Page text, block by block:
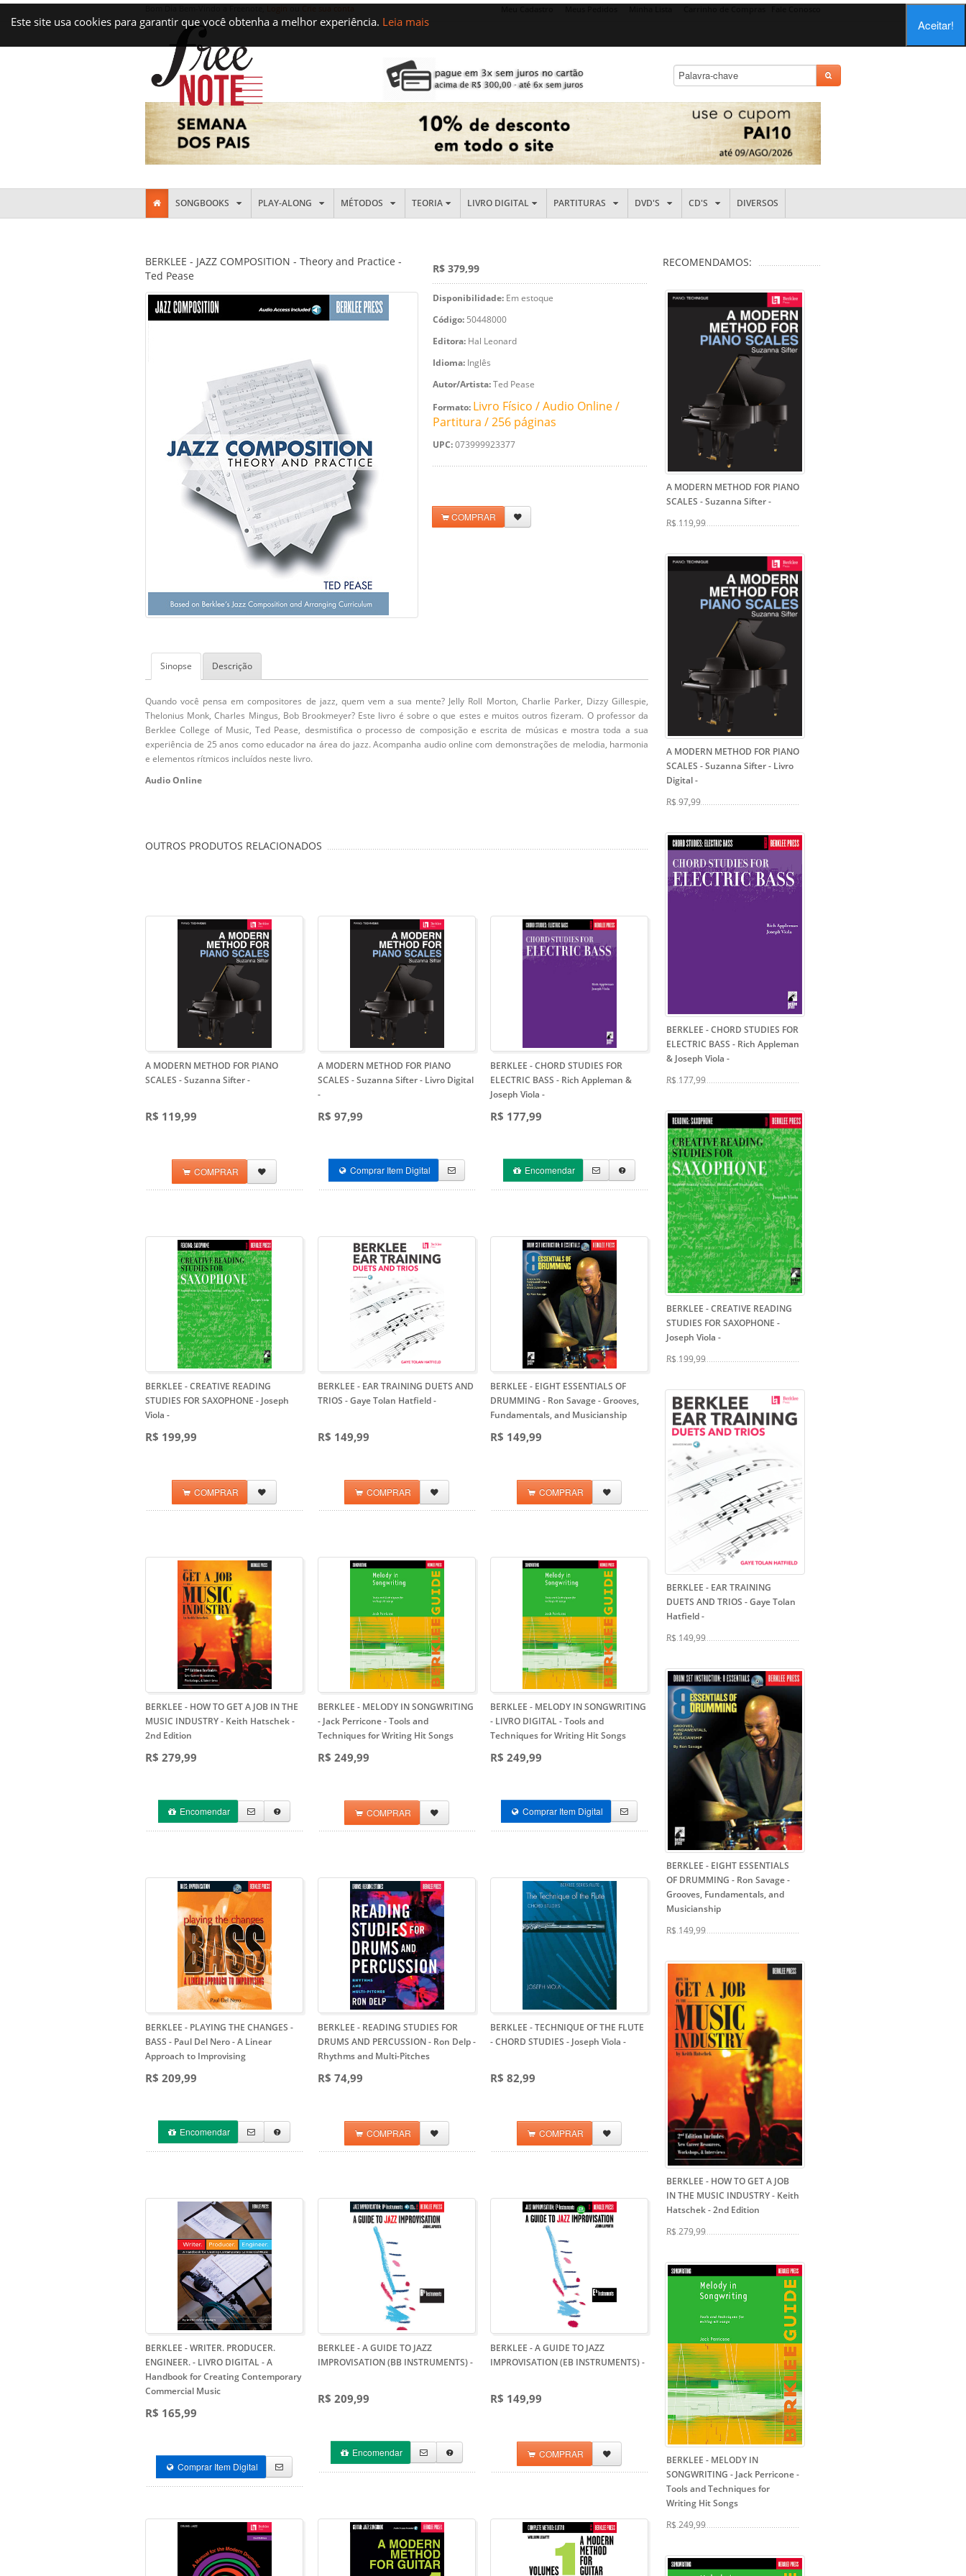
Este site usa cookies para garantir que você obtenha a melhor experiência. Leia mais Aceitar!
SONGBOOKS PLAY-ALONG MÉTODOS TEORIA LIVRO DIGITAL PARTITURAS DVD'S CD'S DIVERSOS
BERKLEE - JAZZ COMPOSITION - Theory and Practice -
Ted Pease
R$ 379,99
Disponibilidade: Em estoque
Código: 50448000
Editora: Hal Leonard
Idioma: Inglês
Autor/Artista:Ted Pease
Formato: Livro Físico / Audio Online /
Partitura / 256 páginas
UPC:073999923377
COMPRAR
Sinopse Descrição
Quando você pensa em compositores de jazz, quem vem a sua mente? Jelly Roll Morton, Charlie Parker, Dizzy Gillespie,
Thelonius Monk, Charles Mingus, Bob Brookmeyer? Este livro é sobre o que estes e muitos outros fizeram. O professor da
Berklee College of Music, Ted Pease, desmistifica o processo de composição e escrita de músicas e mostra toda a sua
experiência de 25 anos como educador na área do jazz. Acompanha audio online com demonstrações de melodia, harmonia
e elementos rítmicos incluídos neste livro.
Audio Online
OUTROS PRODUTOS RELACIONADOS
A MODERN METHOD FOR PIANO
SCALES - Suzanna Sifter-
R$ 119,99
COMPRAR
A MODERN METHOD FOR PIANO
SCALES - Suzanna Sifter - Livro Digital
-
R$ 97,99
Comprar Item Digital
BERKLEE - CHORD STUDIES FOR
ELECTRIC BASS - Rich Appleman &
Joseph Viola -
R$ 177,99
Encomendar
BERKLEE - CREATIVE READING
STUDIES FOR SAXOPHONE - Joseph
Viola -
R$ 199,99
COMPRAR
BERKLEE - EAR TRAINING DUETS AND
TRIOS - Gaye Tolan Hatfield-
R$ 149,99
COMPRAR
BERKLEE - EIGHT ESSENTIALS OF
DRUMMING - Ron Savage- Grooves,
Fundamentals, and Musicianship
R$ 149,99
COMPRAR
BERKLEE - HOW TO GET A JOB IN THE
MUSIC INDUSTRY - Keith Hatschek-
2nd Edition
R$ 279,99
Encomendar
BERKLEE - MELODY IN SONGWRITING
- Jack Perricone- Tools and
Techniques for Writing Hit Songs
R$ 249,99
COMPRAR
BERKLEE - MELODY IN SONGWRITING
- LIVRO DIGITAL- Tools and
Techniques for Writing Hit Songs
R$ 249,99
Comprar Item Digital
BERKLEE - PLAYING THE CHANGES -
BASS - Paul Del Nero- A Linear
Approach to Improvising
R$ 209,99
Encomendar
BERKLEE - READING STUDIES FOR
DRUMS AND PERCUSSION - Ron Delp-
Rhythms and Multi-Pitches
R$ 74,99
COMPRAR
BERKLEE - TECHNIQUE OF THE FLUTE
- CHORD STUDIES - Joseph Viola -
R$ 82,99
COMPRAR
BERKLEE - WRITER. PRODUCER.
ENGINEER. - LIVRO DIGITAL- A
Handbook for Creating Contemporary
Commercial Music
R$ 165,99
Comprar Item Digital
BERKLEE - A GUIDE TO JAZZ
IMPROVISATION (BB INSTRUMENTS)-
R$ 209,99
Encomendar
BERKLEE - A GUIDE TO JAZZ
IMPROVISATION (EB INSTRUMENTS)-
R$ 149,99
COMPRAR
RECOMENDAMOS:
A MODERN METHOD FOR PIANO
SCALES - Suzanna Sifter-
R$ 119,99
A MODERN METHOD FOR PIANO
SCALES - Suzanna Sifter - Livro
Digital-
R$ 97,99
BERKLEE - CHORD STUDIES FOR
ELECTRIC BASS - Rich Appleman
& Joseph Viola -
R$ 177,99
BERKLEE - CREATIVE READING
STUDIES FOR SAXOPHONE -
Joseph Viola -
R$ 199,99
BERKLEE - EAR TRAINING
DUETS AND TRIOS - Gaye Tolan
Hatfield-
R$ 149,99
BERKLEE - EIGHT ESSENTIALS
OF DRUMMING - Ron Savage-
Grooves, Fundamentals, and
Musicianship
R$ 149,99
BERKLEE - HOW TO GET A JOB
IN THE MUSIC INDUSTRY - Keith
Hatschek- 2nd Edition
R$ 279,99
BERKLEE - MELODY IN
SONGWRITING - Jack Perricone-
Tools and Techniques for
Writing Hit Songs
R$ 249,99